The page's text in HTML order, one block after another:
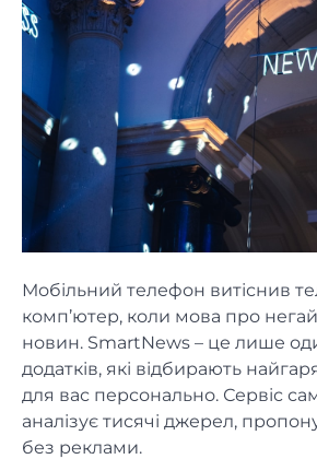
Мобільний телефон витіснив
комп’ютер, коли мова про
новин. SmartNews – це лише
додатків, які відбирають
для вас персонально. Сервіс
аналізує тисячі джерел,
без реклами.